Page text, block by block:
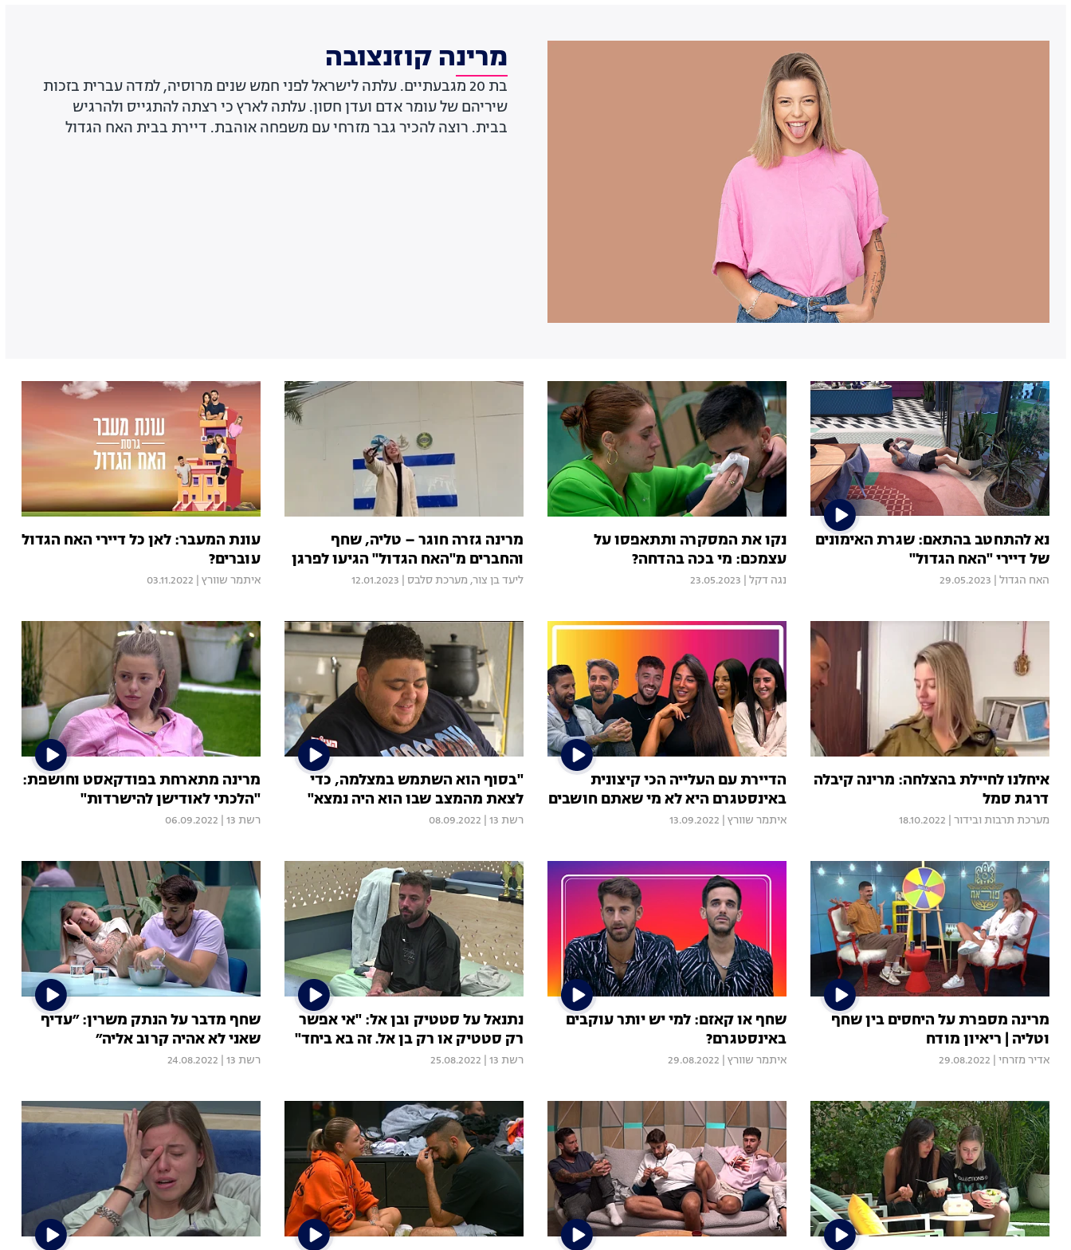
מרינה קוזנצובה
בת 20 מגבעתיים. עלתה לישראל לפני חמש שנים מרוסיה, למדה עברית בזכות
שיריהם של עומר אדם ועדן חסון. עלתה לארץ כי רצתה להתגייס ולהרגיש
בבית. רוצה להכיר גבר מזרחי עם משפחה אוהבת. דיירת בבית האח הגדול
נא להתחטב בהתאם: שגרת האימונים
של דיירי "האח הגדול"
האח הגדול 29.05.2023
נקו את המסקרה ותתאפסו על
עצמכם: מי בכה בהדחה?
נגה דקל 23.05.2023
מרינה גזרה חוגר – טליה, שחף
והחברים מ"האח הגדול" הגיעו לפרגן
ליעד בן צור, מערכת סלבס 12.01.2023
עונת המעבר: לאן כל דיירי האח הגדול
עוברים?
איתמר שוורץ 03.11.2022
איחלנו לחיילת בהצלחה: מרינה קיבלה
דרגת סמל
מערכת תרבות ובידור 18.10.2022
הדיירת עם העלייה הכי קיצונית
באינסטגרם היא לא מי שאתם חושבים
איתמר שוורץ 13.09.2022
"בסוף הוא השתמש במצלמה, כדי
לצאת מהמצב שבו הוא היה נמצא"
רשת 13 08.09.2022
מרינה מתארחת בפודקאסט וחושפת:
"הלכתי לאודישן להישרדות"
רשת 13 06.09.2022
מרינה מספרת על היחסים בין שחף
וטליה | ריאיון מודח
אדיר מזרחי 29.08.2022
שחף או קאזם: למי יש יותר עוקבים
באינסטגרם?
איתמר שוורץ 29.08.2022
נתנאל על סטטיק ובן אל: "אי אפשר
רק סטטיק או רק בן אל. זה בא ביחד"
רשת 13 25.08.2022
שחף מדבר על הנתק משרין: ״עדיף
שאני לא אהיה קרוב אליה״
רשת 13 24.08.2022